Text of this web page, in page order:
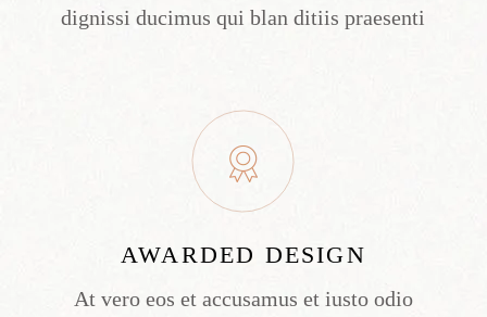
dignissi ducimus qui blan ditiis praesenti
AWARDED DESIGN
At vero eos et accusamus et iusto odio